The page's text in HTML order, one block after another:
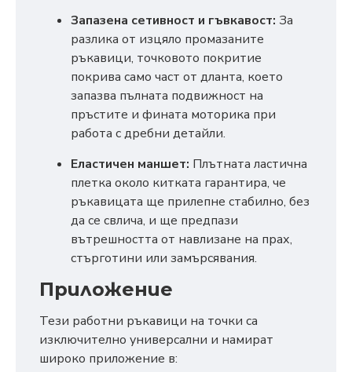
Запазена сетивност и гъвкавост: За
разлика от изцяло промазаните
ръкавици, точковото покритие
покрива само част от дланта, което
запазва пълната подвижност на
пръстите и фината моторика при
работа с дребни детайли.
Еластичен маншет: Плътната ластична
плетка около китката гарантира, че
ръкавицата ще прилепне стабилно, без
да се свлича, и ще предпази
вътрешността от навлизане на прах,
стърготини или замърсявания.
Приложение
Тези работни ръкавици на точки са
изключително универсални и намират
широко приложение в: